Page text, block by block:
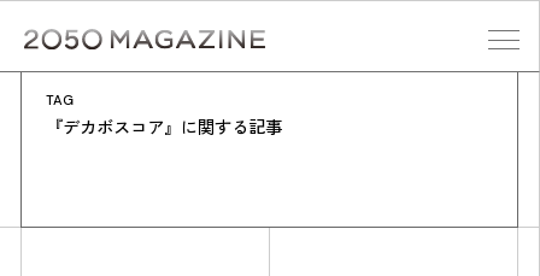
content
TAG
『デカボスコア』に関する記事